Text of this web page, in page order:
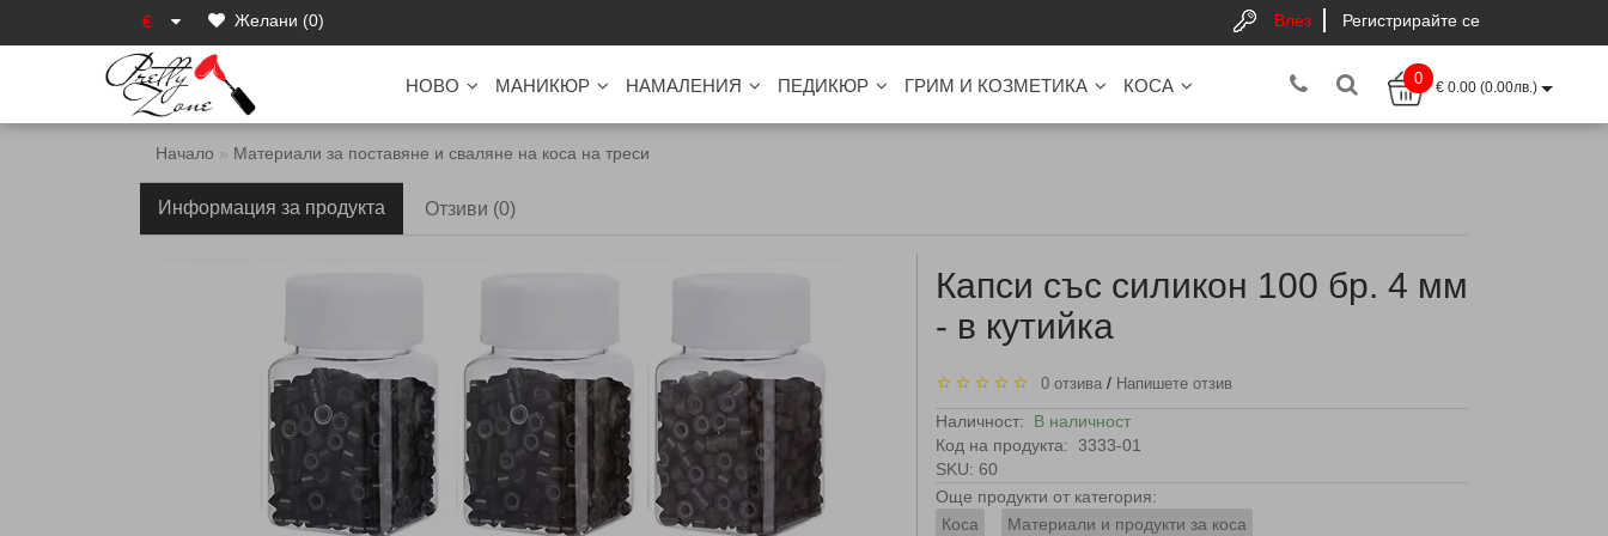
€ Желани (0) Влез Регистрирайте се
НОВО МАНИКЮР НАМАЛЕНИЯ ПЕДИКЮР ГРИМ И КОЗМЕТИКА КОСА 0
€ 0.00 (0.00лв.)
Начало Материали за поставяне и сваляне на коса на треси
Информация за продукта Отзиви (0)
Капси със силикон 100 бр. 4 мм
- в кутийка
0 отзива / Напишете отзив
Наличност: В наличност
Код на продукта:
3333-01
SKU: 60
Още продукти от категория:
Коса
Материали и продукти за коса